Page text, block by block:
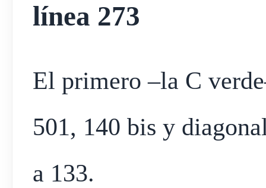
línea 273
El primero –la C
501, 140 bis y
a 133.